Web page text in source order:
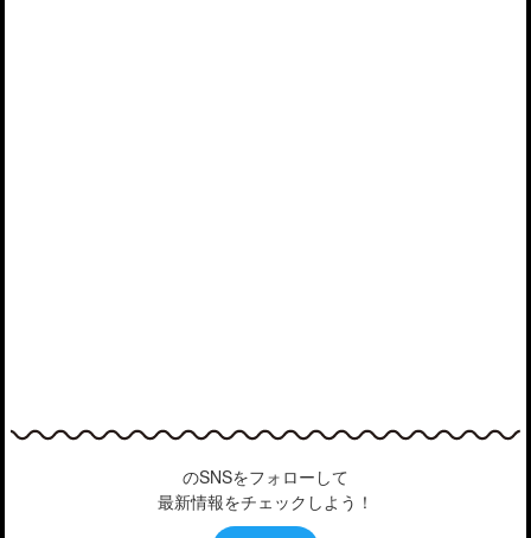
のSNSをフォローして
最新情報をチェックしよう！